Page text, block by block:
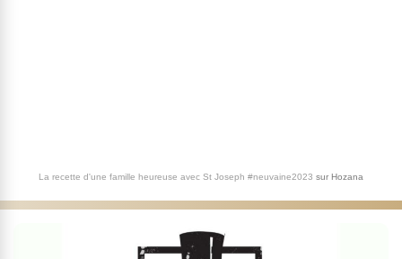
La recette d'une famille heureuse avec St Joseph #neuvaine2023 sur Hozana